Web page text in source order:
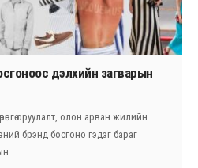
дэлхийн загварын
оруулалт, олон арван жилийн
брэнд босгоно гэдэг бараг